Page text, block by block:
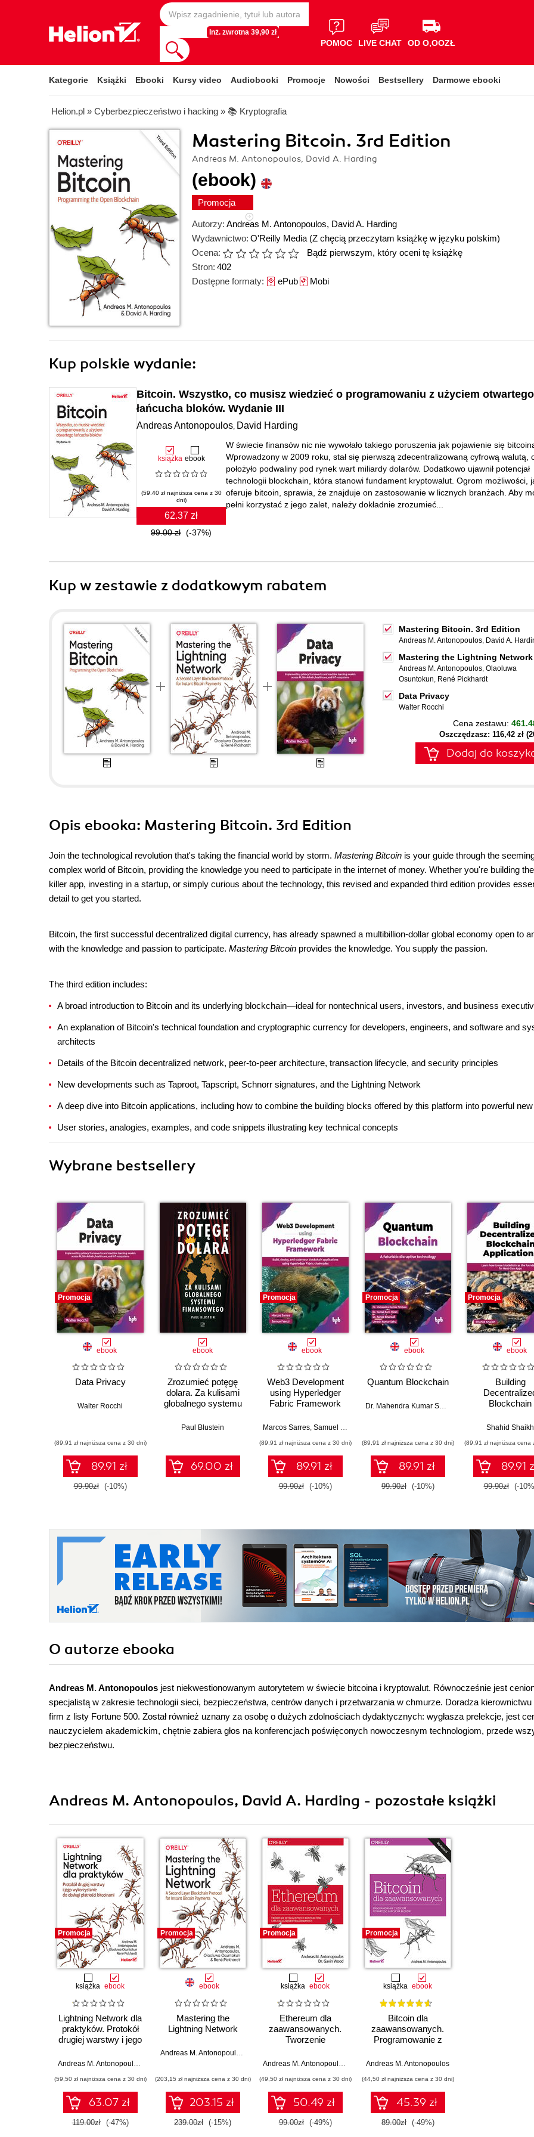
Inż. zwrotna 39,90 zł
POMOC LIVE CHAT OD O,OOZŁ
Kategorie Książki Ebooki Kursy video Audiobooki Promocje Nowości Bestsellery Darmowe ebooki
Helion.pl » Cyberbezpieczeństwo i hacking » 📚 Kryptografia
Mastering Bitcoin. 3rd Edition
Andreas M. Antonopoulos, David A. Harding
(ebook)
Promocja
Autorzy: Andreas M. Antonopoulos, David A. Harding
Wydawnictwo: O'Reilly Media (Z chęcią przeczytam książkę w języku polskim)
Ocena:
Bądź pierwszym, który oceni tę książkę
Stron: 402
Dostępne formaty: ePubMobi
Kup polskie wydanie:
Bitcoin. Wszystko, co musisz wiedzieć o programowaniu z użyciem otwartego
łańcucha bloków. Wydanie III
Andreas Antonopoulos, David Harding
książka ebook
(59.40 zł najniższa cena z 30
dni)
62.37 zł
99.00 zł (-37%)
W świecie finansów nic nie wywołało takiego poruszenia jak pojawienie się
Wprowadzony w 2009 roku, stał się pierwszą zdecentralizowaną cyfrową walutą,
położyło podwaliny pod rynek wart miliardy dolarów. Dodatkowo ujawnił potencjał
technologii blockchain, która stanowi fundament kryptowalut. Ogrom możliwości,
oferuje bitcoin, sprawia, że znajduje on zastosowanie w licznych branżach. Aby
pełni korzystać z jego zalet, należy dokładnie zrozumieć...
Kup w zestawie z dodatkowym rabatem
Mastering Bitcoin. 3rd Edition
Andreas M. Antonopoulos, David A.
Mastering the Lightning Network
Andreas M. Antonopoulos, Olaoluwa
Osuntokun, René Pickhardt
Data Privacy
Walter Rocchi
Cena zestawu:
Oszczędzasz: 116,42 zł
Dodaj do
Opis ebooka: Mastering Bitcoin. 3rd Edition
Join the technological revolution that's taking the financial world by storm. Mastering Bitcoin is your guide through the
complex world of Bitcoin, providing the knowledge you need to participate in the internet of money. Whether you're building
killer app, investing in a startup, or simply curious about the technology, this revised and expanded third edition provides
detail to get you started.
Bitcoin, the first successful decentralized digital currency, has already spawned a multibillion-dollar global economy open to
with the knowledge and passion to participate. Mastering Bitcoin provides the knowledge. You supply the passion.
The third edition includes:
A broad introduction to Bitcoin and its underlying blockchain—ideal for nontechnical users, investors, and business
An explanation of Bitcoin's technical foundation and cryptographic currency for developers, engineers, and software and
architects
Details of the Bitcoin decentralized network, peer-to-peer architecture, transaction lifecycle, and security principles
New developments such as Taproot, Tapscript, Schnorr signatures, and the Lightning Network
A deep dive into Bitcoin applications, including how to combine the building blocks offered by this platform into powerful
User stories, analogies, examples, and code snippets illustrating key technical concepts
Wybrane bestsellery
Promocja
ebook
Data Privacy
Walter Rocchi
(89,91 zł najniższa cena z 30 dni)
89.91 zł
99.90zł (-10%)
ebook
Zrozumieć potęgę
dolara. Za kulisami
globalnego systemu
Paul Blustein
69.00 zł
Promocja
ebook
Web3 Development
using Hyperledger
Fabric Framework
Marcos Sarres, Samuel Venzi
(89,91 zł najniższa cena z 30 dni)
89.91 zł
99.90zł (-10%)
Promocja
ebook
Quantum Blockchain
Dr. Mahendra Kumar Shrivas Dr. Kamal Kant Hiran ,
(89,91 zł najniższa cena z 30 dni)
89.91 zł
99.90zł (-10%)
Promocja
ebook
Building
Blockchain
Edition
Shahid Shaikh
(89,91 zł najniższa cena
89.91
99.90zł (-
O autorze ebooka
Andreas M. Antonopoulos jest niekwestionowanym autorytetem w świecie bitcoina i kryptowalut. Równocześnie jest
specjalistą w zakresie technologii sieci, bezpieczeństwa, centrów danych i przetwarzania w chmurze. Doradza kierownictwu
firm z listy Fortune 500. Został również uznany za osobę o dużych zdolnościach dydaktycznych: wygłasza prelekcje, jest
nauczycielem akademickim, chętnie zabiera głos na konferencjach poświęconych nowoczesnym technologiom, przede
bezpieczeństwu.
Andreas M. Antonopoulos, David A. Harding - pozostałe książki
Promocja
książka ebook
Lightning Network dla
praktyków. Protokół
drugiej warstwy i jego
obsługi płatności
René Pickhardt
(59,50 zł najniższa cena z 30 dni)
63.07 zł
119.00zł (-47%)
Promocja
ebook
Mastering the
Lightning Network
(203,15 zł najniższa cena z 30 dni)
203.15 zł
239.00zł (-15%)
Promocja
książka ebook
Ethereum dla
zaawansowanych.
Tworzenie
kontraktów i aplikacji
Gavin Wood
(49,50 zł najniższa cena z 30 dni)
50.49 zł
99.00zł (-49%)
Promocja
książka ebook
Bitcoin dla
zaawansowanych.
Programowanie z
łańcucha bloków.
Andreas M. Antonopoulos
(44,50 zł najniższa cena z 30 dni)
45.39 zł
89.00zł (-49%)